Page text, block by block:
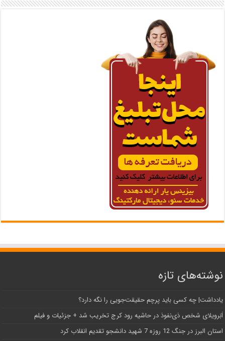
نوشته‌های تازه
یادداشت| ‌چه کسی باید پرچم حقیقت‌جویی را نگه دارد؟
اَبَر‌ویلای شخص ذی‌نفوذ در حاشیه‌ رود کرج تخریب شد + جزئیات و فیلم
استان البرز در جنگ 12 روزه 7 شهید دانشجو تقدیم انقلاب کرد